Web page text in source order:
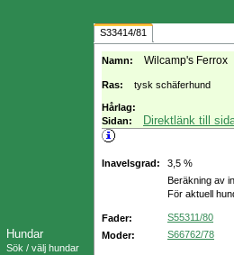
Hundar
Sök / välj hundar
S33414/81
Namn: Wilcamp's Ferrox
Ras: tysk schäferhund
Hårlag:
Sidan:
Direktlänk till
Inavelsgrad:
3,5 %
Beräkning av
För aktuell
Fader: S55311/80
Moder:
S66762/78